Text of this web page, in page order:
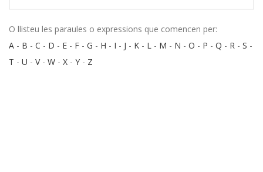
O llisteu les paraules o expressions que comencen per:
A - B - C - D - E - F - G - H - I - J - K - L - M - N - O - P - Q - R - S -
T - U - V- W - X - Y - Z